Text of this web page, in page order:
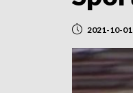
2021-10-01